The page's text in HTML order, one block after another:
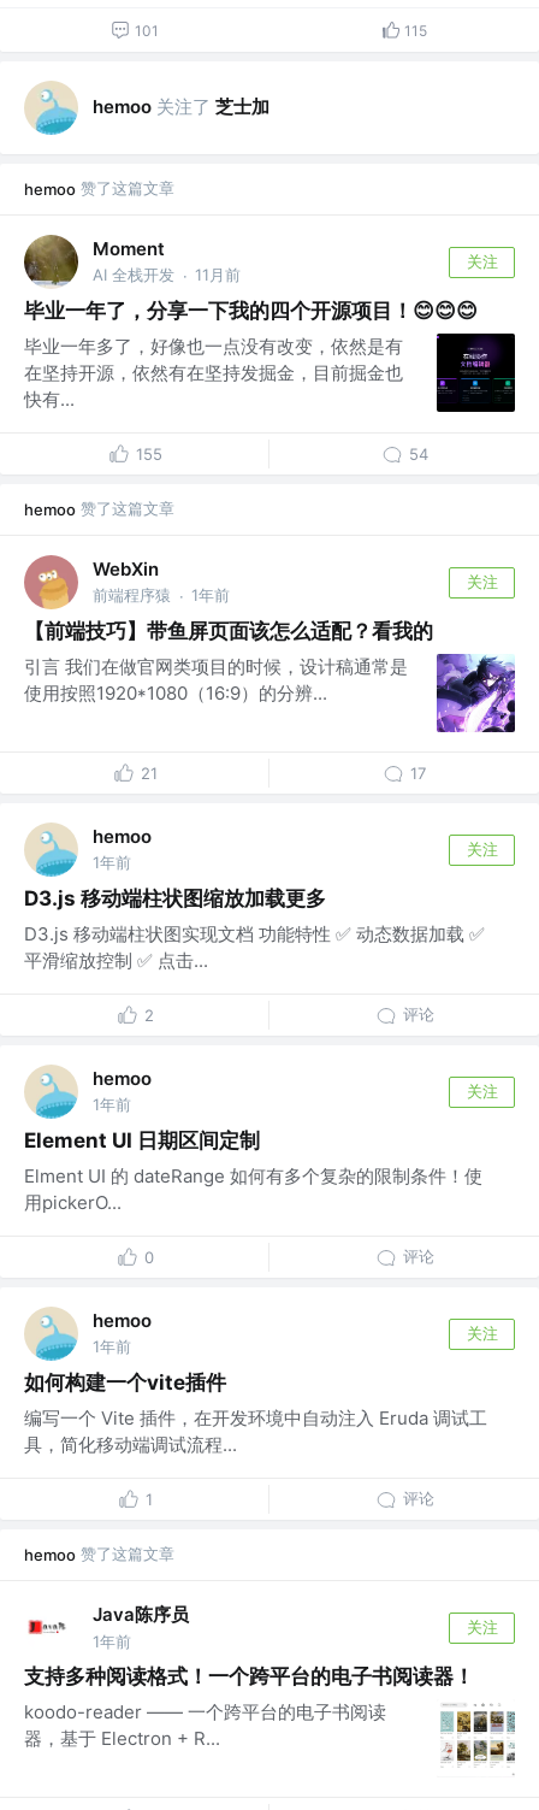
101 115
hemoo 关注了 芝士加
hemoo 赞了这篇文章
Moment
AI 全栈开发 · 11月前
关注
毕业一年了，分享一下我的四个开源项目！😊😊😊
毕业一年多了，好像也一点没有改变，依然是有
在坚持开源，依然有在坚持发掘金，目前掘金也
快有...
155 54
hemoo 赞了这篇文章
WebXin
前端程序猿 · 1年前
关注
【前端技巧】带鱼屏页面该怎么适配？看我的
引言 我们在做官网类项目的时候，设计稿通常是
使用按照1920*1080（16:9）的分辨...
21 17
hemoo
1年前
关注
D3.js 移动端柱状图缩放加载更多
D3.js 移动端柱状图实现文档 功能特性 ✅ 动态数据加载 ✅
平滑缩放控制 ✅ 点击...
2 评论
hemoo
1年前
关注
Element UI 日期区间定制
Elment UI 的 dateRange 如何有多个复杂的限制条件！使
用pickerO...
0 评论
hemoo
1年前
关注
如何构建一个vite插件
编写一个 Vite 插件，在开发环境中自动注入 Eruda 调试工
具，简化移动端调试流程...
1 评论
hemoo 赞了这篇文章
Java陈序员
1年前
关注
支持多种阅读格式！一个跨平台的电子书阅读器！
koodo-reader —— 一个跨平台的电子书阅读
器，基于 Electron + R...